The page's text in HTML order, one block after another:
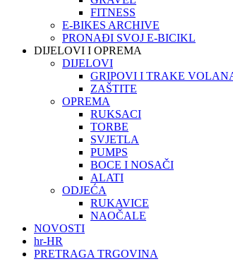
FITNESS
E-BIKES ARCHIVE
PRONAĐI SVOJ E-BICIKL
DIJELOVI I OPREMA
DIJELOVI
GRIPOVI I TRAKE
ZAŠTITE
OPREMA
RUKSACI
TORBE
SVJETLA
PUMPS
BOCE I NOSAČI
ALATI
ODJEĆA
RUKAVICE
NAOČALE
NOVOSTI
hr-HR
PRETRAGA TRGOVINA